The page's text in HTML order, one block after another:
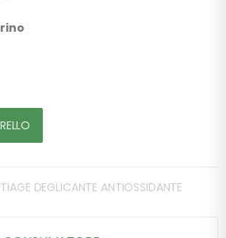
DEGLICANTE ANTIOSSIDANTE